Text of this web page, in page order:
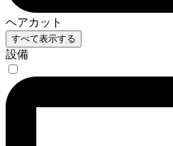
ヘアカット
すべて表示する
設備